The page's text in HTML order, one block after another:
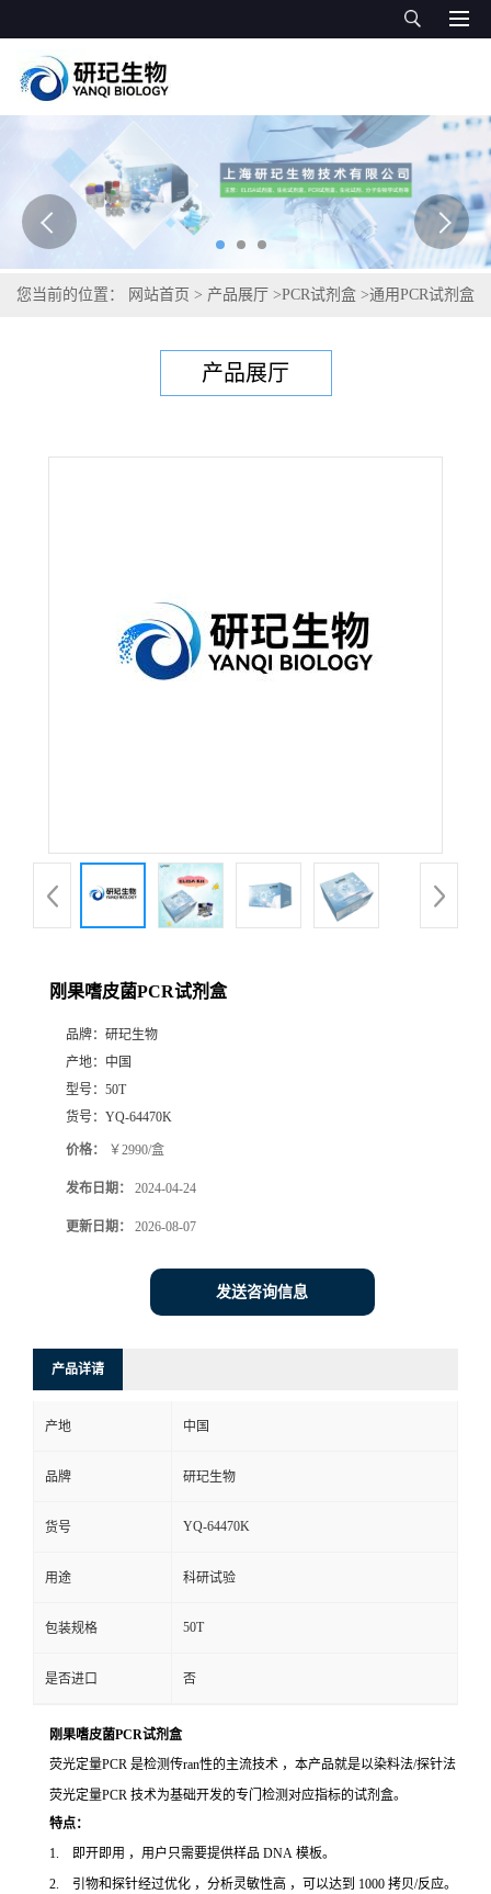
您当前的位置： 网站首页 > 产品展厅 >PCR试剂盒 >通用PCR试剂盒
产品展厅
刚果嗜皮菌PCR试剂盒
品牌： 研玘生物
产地： 中国
型号： 50T
货号： YQ-64470K
价格： ￥2990/盒
发布日期： 2024-04-24
更新日期： 2026-08-07
发送咨询信息
产品详请
产地 中国
品牌 研玘生物
货号 YQ-64470K
用途 科研试验
包装规格 50T
是否进口 否
刚果嗜皮菌PCR试剂盒
荧光定量PCR 是检测传ran性的主流技术 ，本产品就是以染料法/探针法
荧光定量PCR 技术为基础开发的专门检测对应指标的试剂盒。
特点：
1. 即开即用 ，用户只需要提供样品 DNA 模板。
2. 引物和探针经过优化 ，分析灵敏性高 ，可以达到 1000 拷贝/反应。